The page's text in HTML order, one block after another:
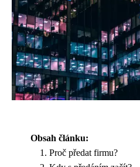
Obsah článku:
Proč předat firmu?